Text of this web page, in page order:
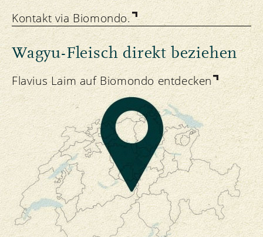
Kontakt via Biomondo.
Wagyu-Fleisch direkt beziehen
Flavius Laim auf Biomondo entdecken